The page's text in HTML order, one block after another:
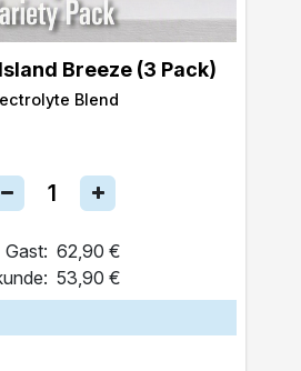
Breeze (3 Pack)
Blend
Gast: 62,90 €
53,90 €